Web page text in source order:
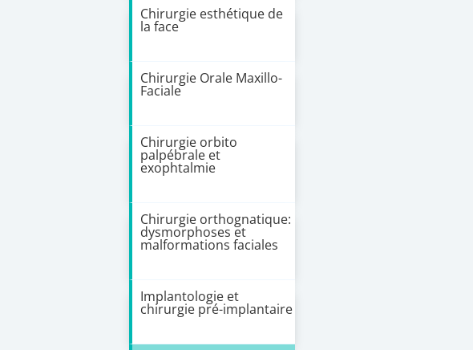
Chirurgie esthétique de
la face
Chirurgie Orale Maxillo-
Faciale
Chirurgie orbito
palpébrale et
exophtalmie
Chirurgie orthognatique:
dysmorphoses et
malformations faciales
Implantologie et
chirurgie pré-implantaire